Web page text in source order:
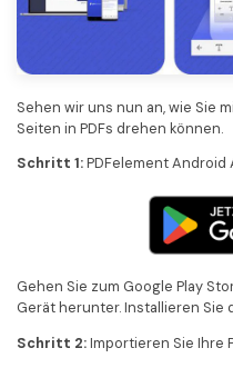
Sehen wir uns nun an, wie Sie
Seiten in PDFs drehen können.
Schritt 1:PDFelement
Gehen Sie zum Google Play
Gerät herunter. Installieren Sie
Schritt 2:Importieren Sie Ihre